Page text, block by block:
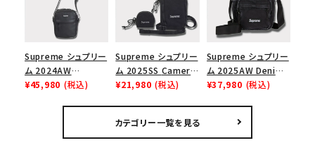
Supreme シュプリー
ム 2024AW
Leather Shoulder
¥45,980 (税込)
Supreme シュプリー
ム 2025SS Camera
Bag + Mini Pouch
¥21,980 (税込)
Supreme シュプリー
ム 2025AW Denim
Shoulder Bag デニ
¥37,980 (税込)
カテゴリー一覧を見る